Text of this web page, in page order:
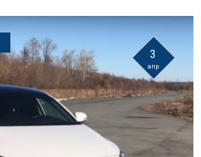
3
апр